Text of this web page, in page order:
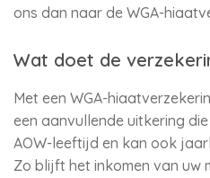
ons dan naar de WGA-
Wat doet de
Met een WGA-
een aanvullende uitkering
AOW-leeftijd en kan ook
Zo blijft het inkomen van uw